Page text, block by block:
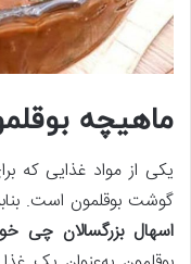
ماهیچه
یکی از مواد غذایی که
گوشت بوقلمون است.
اسهال بزرگسالان چی